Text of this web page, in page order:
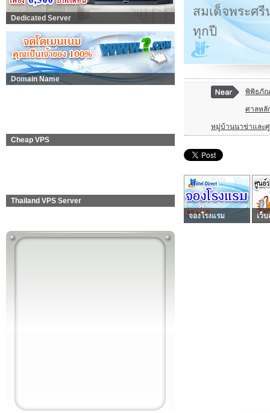
Dedicated Server
Domain Name
Cheap VPS
Thailand VPS Server
สมเด็จพระศ
ทุกปี
พิพิธภัณ
ศาลหลั
หมู่บ้านนาข่าและ
จองโรงแรม เว็